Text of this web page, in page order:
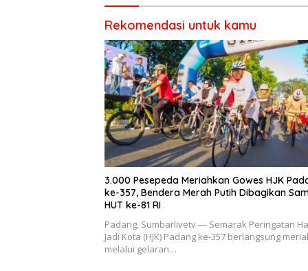
Rekomendasi untuk kamu
3.000 Pesepeda Meriahkan Gowes HJK
ke-357, Bendera Merah Putih Dibagikan
HUT ke-81 RI
Padang, Sumbarlivetv — Semarak Peringatan
Jadi Kota (HJK) Padang ke-357 berlangsung
melalui gelaran…